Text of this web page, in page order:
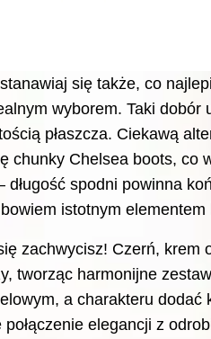
się także, co
wyborem. Taki dobór
płaszcza. Ciekawą
chunky Chelsea boots, co
długość spodni powinna
istotnym
zachwycisz! Czerń, krem
tworząc harmonijne
a charakteru dodać
elegancji z